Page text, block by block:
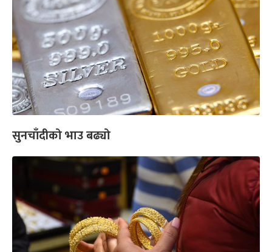
सुनचाँदीको भाउ बढ्यो